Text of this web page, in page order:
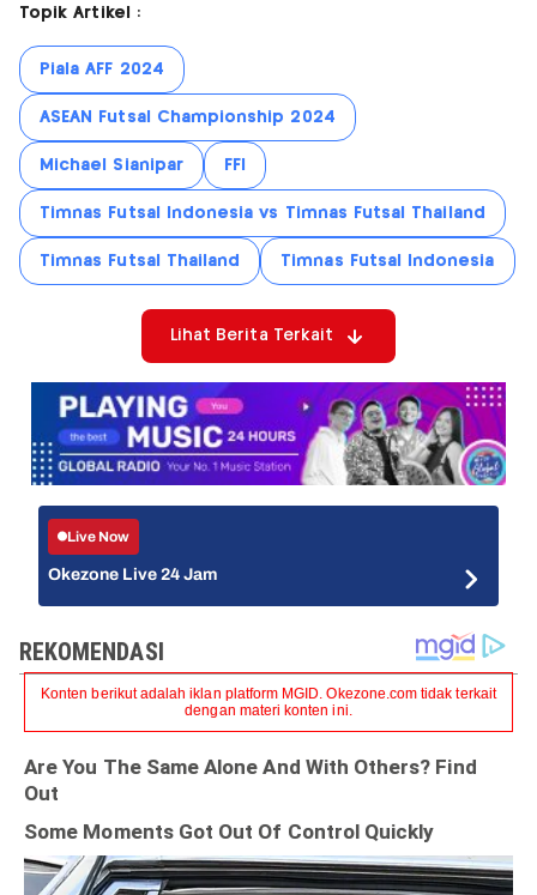
Topik Artikel :
Piala AFF 2024
ASEAN Futsal Championship 2024
Michael Sianipar FFI
Timnas Futsal Indonesia vs Timnas Futsal Thailand
Timnas Futsal Thailand Timnas Futsal Indonesia
Lihat Berita Terkait
Live Now
Okezone Live 24 Jam